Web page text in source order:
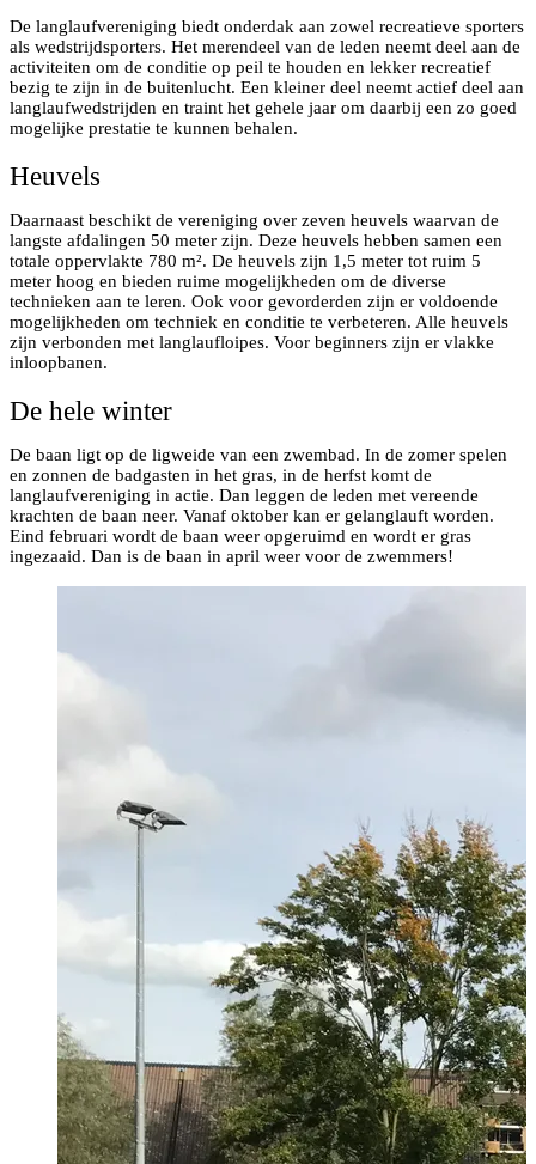
De langlaufvereniging biedt onderdak aan zowel recreatieve sporters
als wedstrijdsporters. Het merendeel van de leden neemt deel aan de
activiteiten om de conditie op peil te houden en lekker recreatief
bezig te zijn in de buitenlucht. Een kleiner deel neemt actief deel aan
langlaufwedstrijden en traint het gehele jaar om daarbij een zo goed
mogelijke prestatie te kunnen behalen.
Heuvels
Daarnaast beschikt de vereniging over zeven heuvels waarvan de
langste afdalingen 50 meter zijn. Deze heuvels hebben samen een
totale oppervlakte 780 m². De heuvels zijn 1,5 meter tot ruim 5
meter hoog en bieden ruime mogelijkheden om de diverse
technieken aan te leren. Ook voor gevorderden zijn er voldoende
mogelijkheden om techniek en conditie te verbeteren. Alle heuvels
zijn verbonden met langlaufloipes. Voor beginners zijn er vlakke
inloopbanen.
De hele winter
De baan ligt op de ligweide van een zwembad. In de zomer spelen
en zonnen de badgasten in het gras, in de herfst komt de
langlaufvereniging in actie. Dan leggen de leden met vereende
krachten de baan neer. Vanaf oktober kan er gelanglauft worden.
Eind februari wordt de baan weer opgeruimd en wordt er gras
ingezaaid. Dan is de baan in april weer voor de zwemmers!